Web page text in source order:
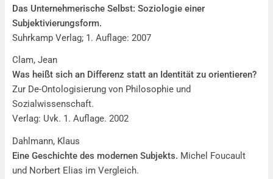
Das Unternehmerische Selbst: Soziologie einer
Subjektivierungsform.
Suhrkamp Verlag; 1. Auflage: 2007
Clam, Jean
Was heißt sich an Differenz statt an Identität zu orientieren?
Zur De-Ontologisierung von Philosophie und
Sozialwissenschaft.
Verlag: Uvk. 1. Auflage. 2002
Dahlmann, Klaus
Eine Geschichte des modernen Subjekts. Michel Foucault
und Norbert Elias im Vergleich.